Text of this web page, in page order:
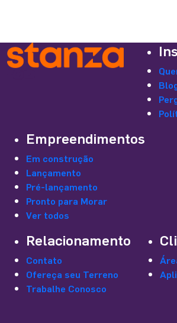
custos envolvidos e os cuidados
fechar negócio. […]
Empreendimentos
Em construção
Lançamento
Pré-lançamento
Pronto para Morar
Ver todos
Relacionamento
Contato
Ofereça seu Terreno
Trabalhe Conosco